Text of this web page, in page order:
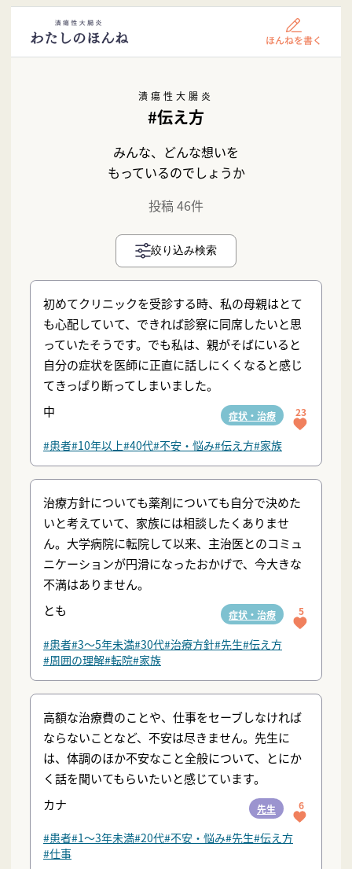
潰瘍性大腸炎
#伝え方
みんな、どんな想いを
もっているのでしょうか
投稿 46件
絞り込み検索
初めてクリニックを受診する時、私の母親はとて
も心配していて、できれば診察に同席したいと思
っていたそうです。でも私は、親がそばにいると
自分の症状を医師に正直に話しにくくなると感じ
てきっぱり断ってしまいました。
中
症状・治療 23
#患者#10年以上#40代#不安・悩み#伝え方#家族
治療方針についても薬剤についても自分で決めた
いと考えていて、家族には相談したくありませ
ん。大学病院に転院して以来、主治医とのコミュ
ニケーションが円滑になったおかげで、今大きな
不満はありません。
とも
症状・治療 5
#患者#3〜5年未満#30代#治療方針#先生#伝え方
#周囲の理解#転院#家族
高額な治療費のことや、仕事をセーブしなければ
ならないことなど、不安は尽きません。先生に
は、体調のほか不安なこと全般について、とにか
く話を聞いてもらいたいと感じています。
カナ
先生 6
#患者#1〜3年未満#20代#不安・悩み#先生#伝え方
#仕事